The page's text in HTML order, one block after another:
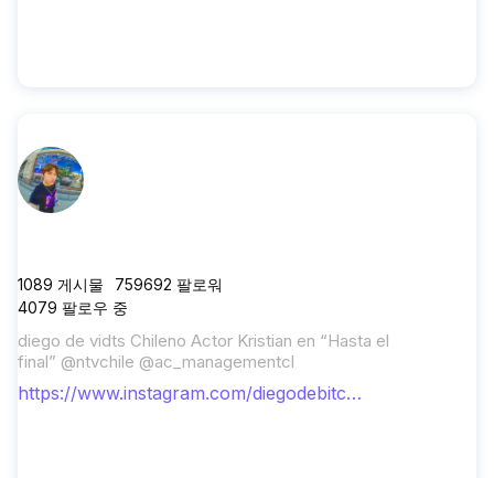
1089 게시물 759692 팔로워
4079 팔로우 중
diego de vidts Chileno Actor Kristian en “Hasta el
final” @ntvchile @ac_managementcl
https://www.instagram.com/diegodebitc